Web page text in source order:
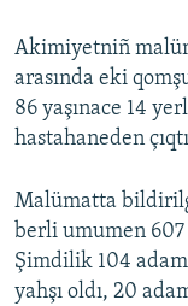
RFE/RS bütün
Akimiyetniñ
arasında eki
86 yaşınace 14
hastahaneden
Malümatta
berli umumen
Şimdilik 104
yahşı oldı, 20